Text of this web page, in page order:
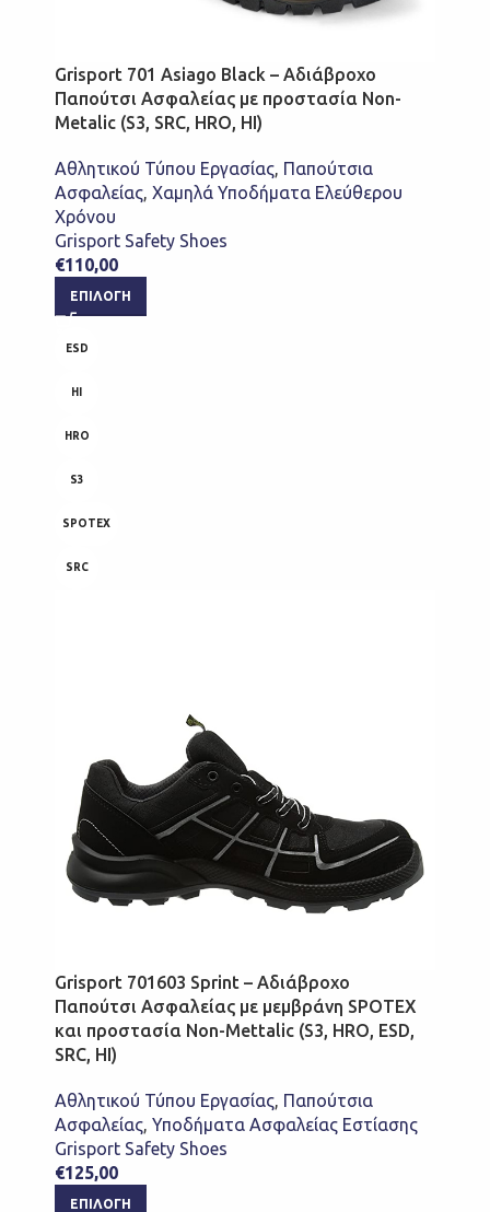
Grisport 701 Asiago Black – Αδιάβροχο
Παπούτσι Ασφαλείας με προστασία Non-
Metalic (S3, SRC, HRO, HI)
Αθλητικού Τύπου Εργασίας, Παπούτσια
Ασφαλείας, Χαμηλά Υποδήματα Ελεύθερου
Χρόνου
Grisport Safety Shoes
€110,00
ΕΠΙΛΟΓΉ
ESD
HI
HRO
S3
SPOTEX
SRC
Grisport 701603 Sprint – Αδιάβροχο
Παπούτσι Ασφαλείας με μεμβράνη SPOTEX
και προστασία Non-Mettalic (S3, HRO, ESD,
SRC, HI)
Αθλητικού Τύπου Εργασίας, Παπούτσια
Ασφαλείας, Υποδήματα Ασφαλείας Εστίασης
Grisport Safety Shoes
€125,00
ΕΠΙΛΟΓΉ